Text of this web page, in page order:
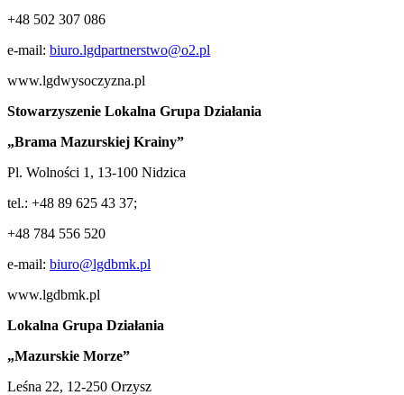
+48 502 307 086
e-mail: biuro.lgdpartnerstwo@o2.pl
www.lgdwysoczyzna.pl
Stowarzyszenie Lokalna Grupa Działania
„Brama Mazurskiej Krainy”
Pl. Wolności 1, 13-100 Nidzica
tel.: +48 89 625 43 37;
+48 784 556 520
e-mail: biuro@lgdbmk.pl
www.lgdbmk.pl
Lokalna Grupa Działania
„Mazurskie Morze”
Leśna 22, 12-250 Orzysz